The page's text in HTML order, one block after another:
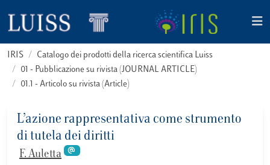
IRIS
Catalogo dei prodotti della ricerca scientifica Luiss
01 - Pubblicazione su rivista (JOURNAL ARTICLE)
01.1 - Articolo su rivista (Article)
L’azione rappresentativa come strumento
di tutela dei diritti
F. Auletta